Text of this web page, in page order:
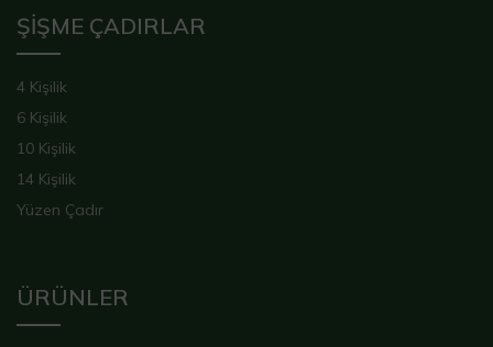
ŞİŞME ÇADIRLAR
4 Kişilik
6 Kişilik
10 Kişilik
14 Kişilik
Yüzen Çadır
ÜRÜNLER